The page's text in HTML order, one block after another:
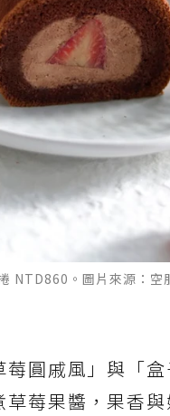
NTD860。圖片來源：空
圓戚風」與「盒
草莓果醬，果香